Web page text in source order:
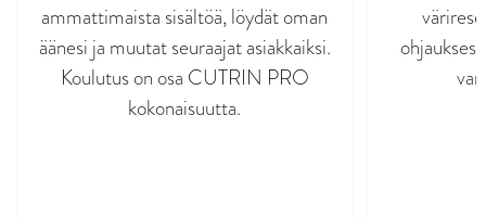
ammattimaista sisältöä, löydät oman
äänesi ja muutat seuraajat asiakkaiksi.
Koulutus on osa CUTRIN PRO
kokonaisuutta.